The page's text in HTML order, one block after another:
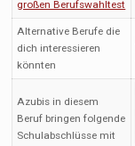
großen Berufswahltest
Alternative Berufe die
dich interessieren
könnten
Azubis in diesem
Beruf bringen folgende
Schulabschlüsse mit